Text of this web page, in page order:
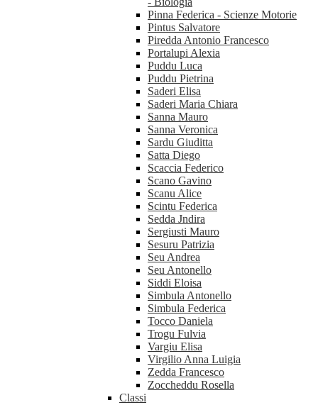
Pinna Federica - Scienze Motorie
Pintus Salvatore
Piredda Antonio Francesco
Portalupi Alexia
Puddu Luca
Puddu Pietrina
Saderi Elisa
Saderi Maria Chiara
Sanna Mauro
Sanna Veronica
Sardu Giuditta
Satta Diego
Scaccia Federico
Scano Gavino
Scanu Alice
Scintu Federica
Sedda Jndira
Sergiusti Mauro
Sesuru Patrizia
Seu Andrea
Seu Antonello
Siddi Eloisa
Simbula Antonello
Simbula Federica
Tocco Daniela
Trogu Fulvia
Vargiu Elisa
Virgilio Anna Luigia
Zedda Francesco
Zoccheddu Rosella
Classi